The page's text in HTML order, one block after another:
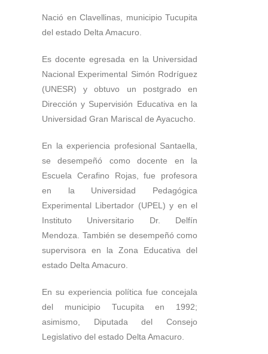
Nació en Clavellinas, municipio Tucupita
del estado Delta Amacuro.
Es docente egresada en la Universidad
Nacional Experimental Simón Rodríguez
(UNESR) y obtuvo un postgrado en
Dirección y Supervisión Educativa en la
Universidad Gran Mariscal de Ayacucho.
En la experiencia profesional Santaella,
se desempeñó como docente en la
Escuela Cerafino Rojas, fue profesora
en la Universidad Pedagógica
Experimental Libertador (UPEL) y en el
Instituto Universitario Dr. Delfín
Mendoza. También se desempeñó como
supervisora en la Zona Educativa del
estado Delta Amacuro.
En su experiencia política fue concejala
del municipio Tucupita en 1992;
asimismo, Diputada del Consejo
Legislativo del estado Delta Amacuro.